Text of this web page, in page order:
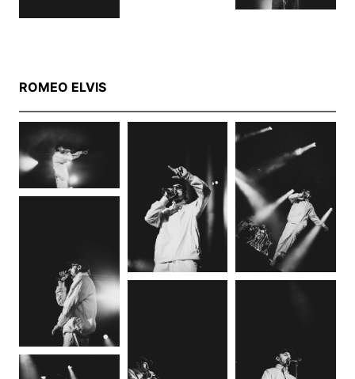
ROMEO ELVIS